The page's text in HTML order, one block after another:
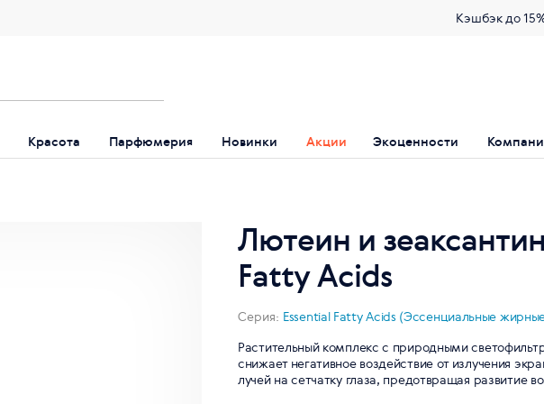
Кэшбэк до
Красота Парфюмерия Новинки Акции Экоценности
Лютеин и
Fatty Acids
Серия: Essential Fatty Acids (Эссенциальные
Растительный комплекс с природными
снижает негативное воздействие от излучения
лучей на сетчатку глаза, предотвращая развитие